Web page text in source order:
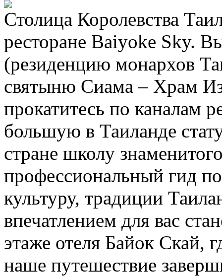
Столица Королевства
ресторане Baiyoke Sky.
(резиденцию монархов
святыню Сиама – Храм
прокатитесь по каналам
большую в Таиланде
стране школу
профессиональный гид
культуру, традиции
впечатлением для вас
этаже отеля Байок Скай,
наше путешествие